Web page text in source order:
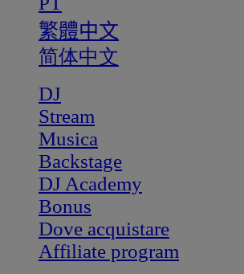
繁體中文
简体中文
DJ
Stream
Musica
Backstage
DJ Academy
Bonus
Dove acquistare
Affiliate program